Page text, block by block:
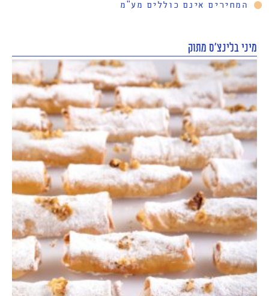
המחירים אינם כוללים מע"מ
מיני בלינצ'ס מתוק